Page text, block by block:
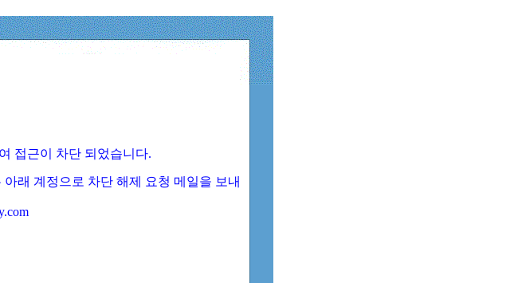
접근이 차단 되었습니다.
래 계정으로 차단 해제 요청 메일을 보내